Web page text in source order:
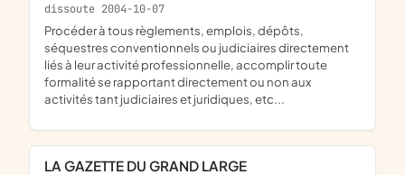
dissoute 2004-10-07
Procéder à tous règlements, emplois, dépôts,
séquestres conventionnels ou judiciaires directement
liés à leur activité professionnelle, accomplir toute
formalité se rapportant directement ou non aux
activités tant judiciaires et juridiques, etc...
LA GAZETTE DU GRAND LARGE